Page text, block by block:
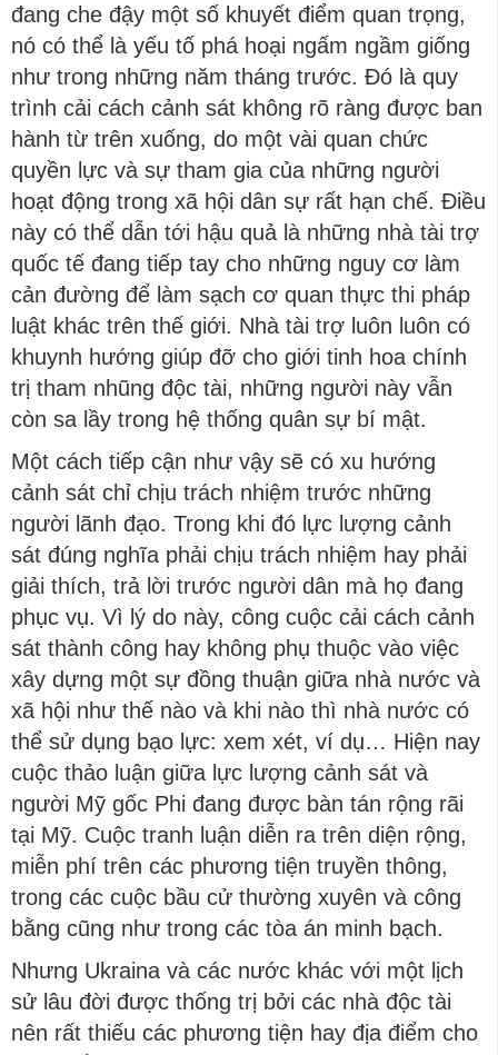
đang che đậy một số khuyết điểm quan trọng,
nó có thể là yếu tố phá hoại ngấm ngầm giống
như trong những năm tháng trước. Đó là quy
trình cải cách cảnh sát không rõ ràng được ban
hành từ trên xuống, do một vài quan chức
quyền lực và sự tham gia của những người
hoạt động trong xã hội dân sự rất hạn chế. Điều
này có thể dẫn tới hậu quả là những nhà tài trợ
quốc tế đang tiếp tay cho những nguy cơ làm
cản đường để làm sạch cơ quan thực thi pháp
luật khác trên thế giới. Nhà tài trợ luôn luôn có
khuynh hướng giúp đỡ cho giới tinh hoa chính
trị tham nhũng độc tài, những người này vẫn
còn sa lầy trong hệ thống quân sự bí mật.
Một cách tiếp cận như vậy sẽ có xu hướng
cảnh sát chỉ chịu trách nhiệm trước những
người lãnh đạo. Trong khi đó lực lượng cảnh
sát đúng nghĩa phải chịu trách nhiệm hay phải
giải thích, trả lời trước người dân mà họ đang
phục vụ. Vì lý do này, công cuộc cải cách cảnh
sát thành công hay không phụ thuộc vào việc
xây dựng một sự đồng thuận giữa nhà nước và
xã hội như thế nào và khi nào thì nhà nước có
thể sử dụng bạo lực: xem xét, ví dụ… Hiện nay
cuộc thảo luận giữa lực lượng cảnh sát và
người Mỹ gốc Phi đang được bàn tán rộng rãi
tại Mỹ. Cuộc tranh luận diễn ra trên diện rộng,
miễn phí trên các phương tiện truyền thông,
trong các cuộc bầu cử thường xuyên và công
bằng cũng như trong các tòa án minh bạch.
Nhưng Ukraina và các nước khác với một lịch
sử lâu đời được thống trị bởi các nhà độc tài
nên rất thiếu các phương tiện hay địa điểm cho